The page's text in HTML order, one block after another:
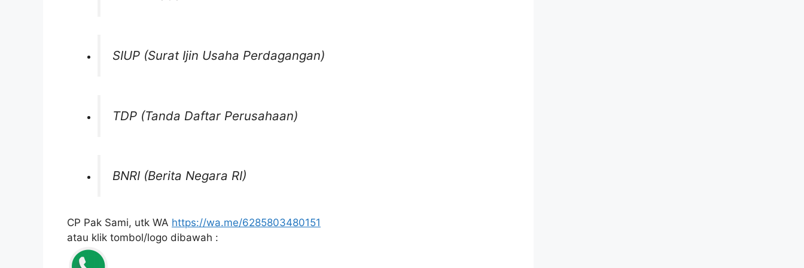
SIUP (Surat Ijin Usaha Perdagangan)
TDP (Tanda Daftar Perusahaan)
BNRI (Berita Negara RI)
CP Pak Sami, utk WA https://wa.me/6285803480151
atau klik tombol/logo dibawah :